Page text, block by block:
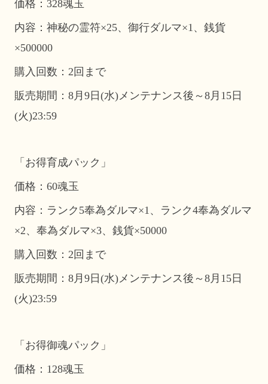
価格：328魂玉
内容：神秘の霊符×25、御行ダルマ×1、銭貨
×500000
購入回数：2回まで
販売期間：8月9日(水)メンテナンス後～8月15日
(火)23:59
「お得育成パック」
価格：60魂玉
内容：ランク5奉為ダルマ×1、ランク4奉為ダルマ
×2、奉為ダルマ×3、銭貨×50000
購入回数：2回まで
販売期間：8月9日(水)メンテナンス後～8月15日
(火)23:59
「お得御魂パック」
価格：128魂玉